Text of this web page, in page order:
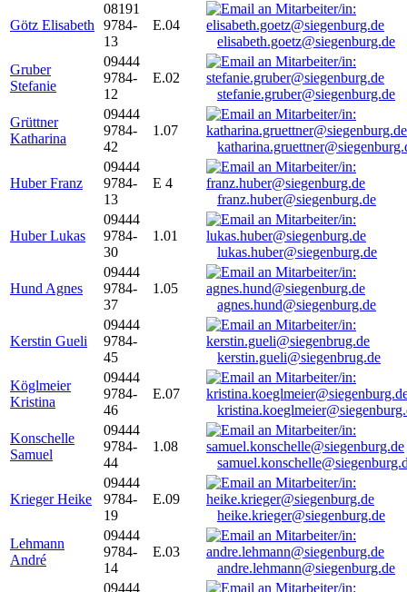
Götz Elisabeth
08191
9784-
13
E.04
elisabeth.goetz@siegenburg.de
Gruber
Stefanie
09444
9784-
12
E.02
stefanie.gruber@siegenburg.de
Grüttner
Katharina
09444
9784-
42
1.07
Huber Franz
09444
9784-
13
E 4
franz.huber@siegenburg.de
Huber Lukas
09444
9784-
30
1.01
lukas.huber@siegenburg.de
Hund Agnes
09444
9784-
37
1.05
agnes.hund@siegenburg.de
Kerstin Gueli
09444
9784-
45
kerstin.gueli@siegenbrug.de
Köglmeier
Kristina
09444
9784-
46
E.07
Konschelle
Samuel
09444
9784-
44
1.08
Krieger Heike
09444
9784-
19
E.09
heike.krieger@siegenburg.de
Lehmann
André
09444
9784-
14
E.03
andre.lehmann@siegenburg.de
09444